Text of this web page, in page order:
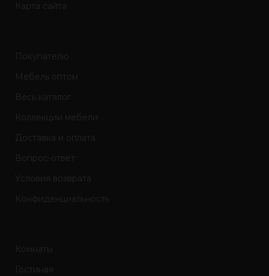
Карта сайта
Покупателю
Мебель оптом
Весь каталог
Коллекции мебели
Доставка и оплата
Вопрос-ответ
Условия возврата
Конфиденциальность
Комнаты
Гостиная